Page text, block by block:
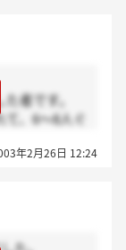
者です。
、6～8人ぐ
どうなんです
時間が足り
思います。
年2月26日 12:24